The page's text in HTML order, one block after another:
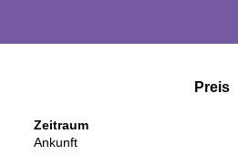
Preis
Zeitraum
Ankunft